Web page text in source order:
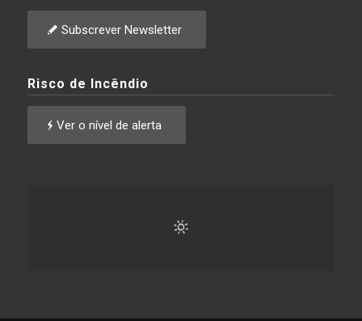
Subscrever Newsletter
Risco de Incêndio
Ver o nível de alerta